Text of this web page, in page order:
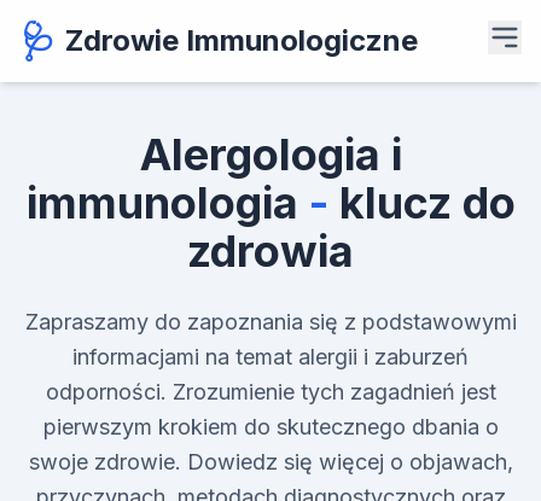
🩺 Zdrowie Immunologiczne
Alergologia i
immunologia - klucz do
zdrowia
Zapraszamy do zapoznania się z podstawowymi
informacjami na temat alergii i zaburzeń
odporności. Zrozumienie tych zagadnień jest
pierwszym krokiem do skutecznego dbania o
swoje zdrowie. Dowiedz się więcej o objawach,